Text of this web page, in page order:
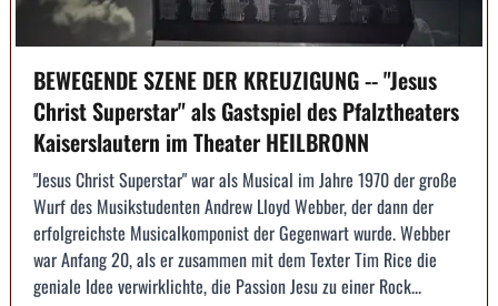
BEWEGENDE SZENE DER KREUZIGUNG -- "Jesus
Christ Superstar" als Gastspiel des Pfalztheaters
Kaiserslautern im Theater HEILBRONN
"Jesus Christ Superstar" war als Musical im Jahre 1970 der große
Wurf des Musikstudenten Andrew Lloyd Webber, der dann der
erfolgreichste Musicalkomponist der Gegenwart wurde. Webber
war Anfang 20, als er zusammen mit dem Texter Tim Rice die
geniale Idee verwirklichte, die Passion Jesu zu einer Rock...